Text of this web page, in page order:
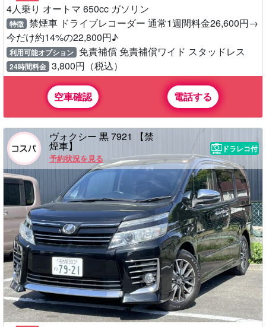
4人乗り オートマ 650cc ガソリン
特徴 禁煙車 ドライブレコーダー 通常1週間料金26,600円→
今だけ約14%の22,800円♪
利用可能オプション 免責補償 免責補償ワイド スタッドレス
24時間料金 3,800円（税込）
空車確認 電話する
ヴォクシー 黒 7921 【禁
煙車】
予約状況を見る
ドラレコ付